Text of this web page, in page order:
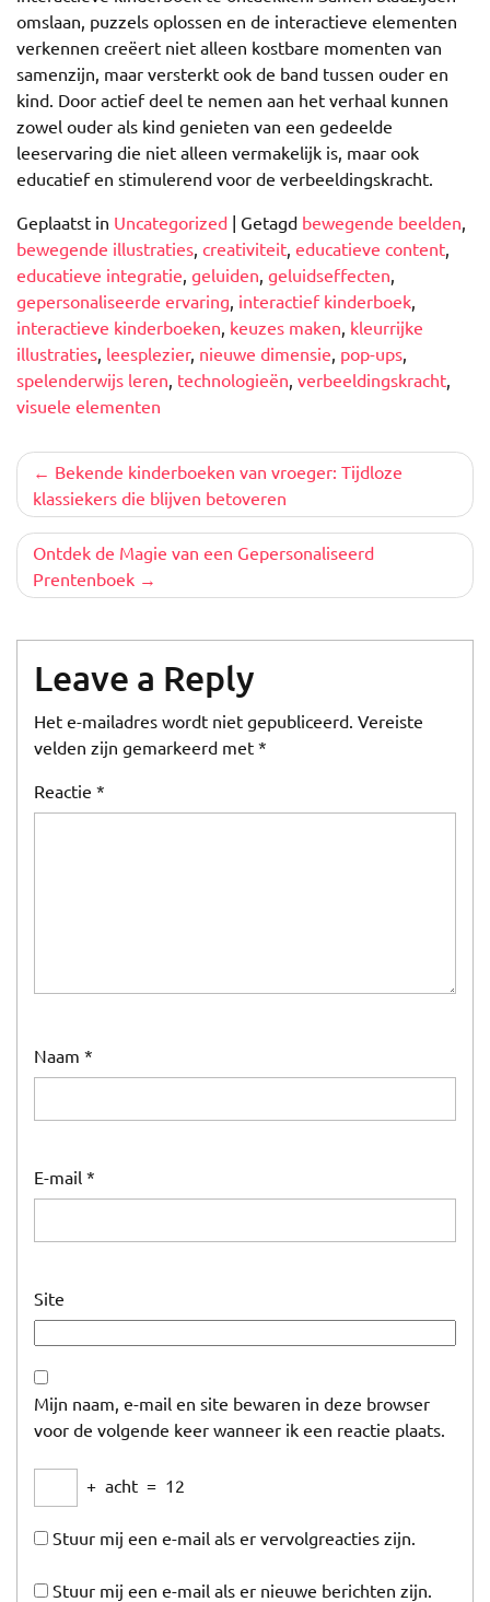
omslaan, puzzels oplossen en de interactieve elementen
verkennen creëert niet alleen kostbare momenten van
samenzijn, maar versterkt ook de band tussen ouder en
kind. Door actief deel te nemen aan het verhaal kunnen
zowel ouder als kind genieten van een gedeelde
leeservaring die niet alleen vermakelijk is, maar ook
educatief en stimulerend voor de verbeeldingskracht.
Geplaatst in Uncategorized | Getagd bewegende beelden,
bewegende illustraties, creativiteit, educatieve content,
educatieve integratie, geluiden, geluidseffecten,
gepersonaliseerde ervaring, interactief kinderboek,
interactieve kinderboeken, keuzes maken, kleurrijke
illustraties, leesplezier, nieuwe dimensie, pop-ups,
spelenderwijs leren, technologieën, verbeeldingskracht,
visuele elementen
Berichtnavigatie
Bekende kinderboeken van vroeger: Tijdloze
klassiekers die blijven betoveren
Ontdek de Magie van een Gepersonaliseerd
Prentenboek
Leave a Reply
Het e-mailadres wordt niet gepubliceerd. Vereiste
velden zijn gemarkeerd met *
Reactie *
Naam *
E-mail *
Site
Mijn naam, e-mail en site bewaren in deze browser
voor de volgende keer wanneer ik een reactie plaats.
+ acht = 12
Stuur mij een e-mail als er vervolgreacties zijn.
Stuur mij een e-mail als er nieuwe berichten zijn.